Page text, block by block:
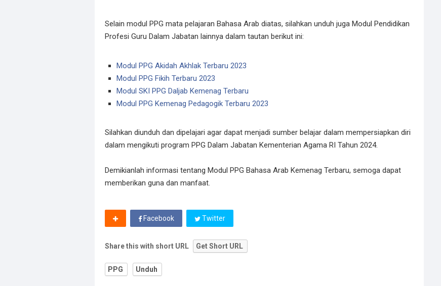
Selain modul PPG mata pelajaran Bahasa Arab diatas, silahkan unduh juga Modul Pendidikan
Profesi Guru Dalam Jabatan lainnya dalam tautan berikut ini:
Modul PPG Akidah Akhlak Terbaru 2023
Modul PPG Fikih Terbaru 2023
Modul SKI PPG Daljab Kemenag Terbaru
Modul PPG Kemenag Pedagogik Terbaru 2023
Silahkan diunduh dan dipelajari agar dapat menjadi sumber belajar dalam mempersiapkan diri
dalam mengikuti program PPG Dalam Jabatan Kementerian Agama RI Tahun 2024.
Demikianlah informasi tentang Modul PPG Bahasa Arab Kemenag Terbaru, semoga dapat
memberikan guna dan manfaat.
Facebook Twitter
Share this with short URL Get Short URL
PPG Unduh